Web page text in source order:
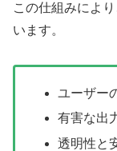
この仕組みによ
います。
ユーザー
有害な出
透明性と